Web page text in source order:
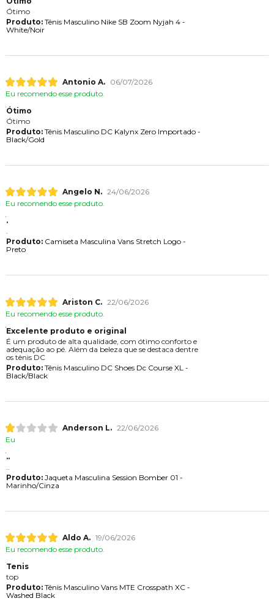
Ótimo
Produto:Tênis Masculino Nike SB Zoom Nyjah 4 -
White/Noir
Antonio A.
06/07/2026
Eu recomendo esse produto.
Ótimo
Ótimo
Produto:Tênis Masculino DC Kalynx Zero Importado -
Black/Gold
Angelo N. 24/06/2026
Eu recomendo esse produto.
.
.
Produto:Camiseta Masculina Vans Stretch Logo -
Preto
Ariston C. 22/06/2026
Eu recomendo esse produto.
Excelente produto e original
É um produto de alta qualidade, com ótimo conforto e
adequação ao pé. Além da beleza que se destaca dentre
os tênis DC
Produto:Tênis Masculino DC Shoes Dc Course XL -
Black/Black
Anderson L. 22/06/2026
Eu
..
Produto:Jaqueta Masculina Session Bomber 01 -
Marinho/Cinza
Aldo A. 19/06/2026
Eu recomendo esse produto.
Tenis
top
Produto:Tênis Masculino Vans MTE Crosspath XC -
Washed Black